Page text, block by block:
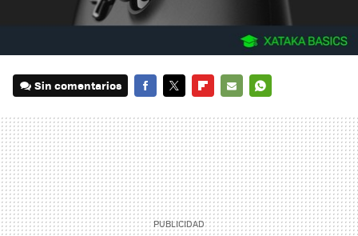
Sin comentarios
MAIL